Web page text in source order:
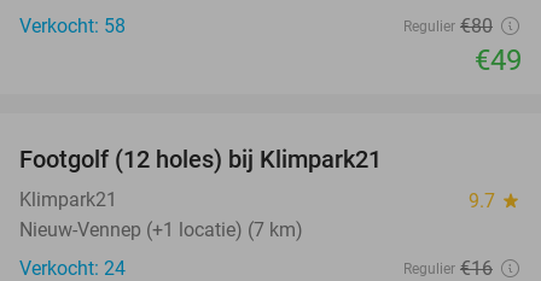
Verkocht: 58
Regulier €80
€49
Footgolf (12 holes) bij Klimpark21
Klimpark21 9.7 star
Nieuw-Vennep (+1 locatie) (7 km)
Verkocht: 24
Regulier €16